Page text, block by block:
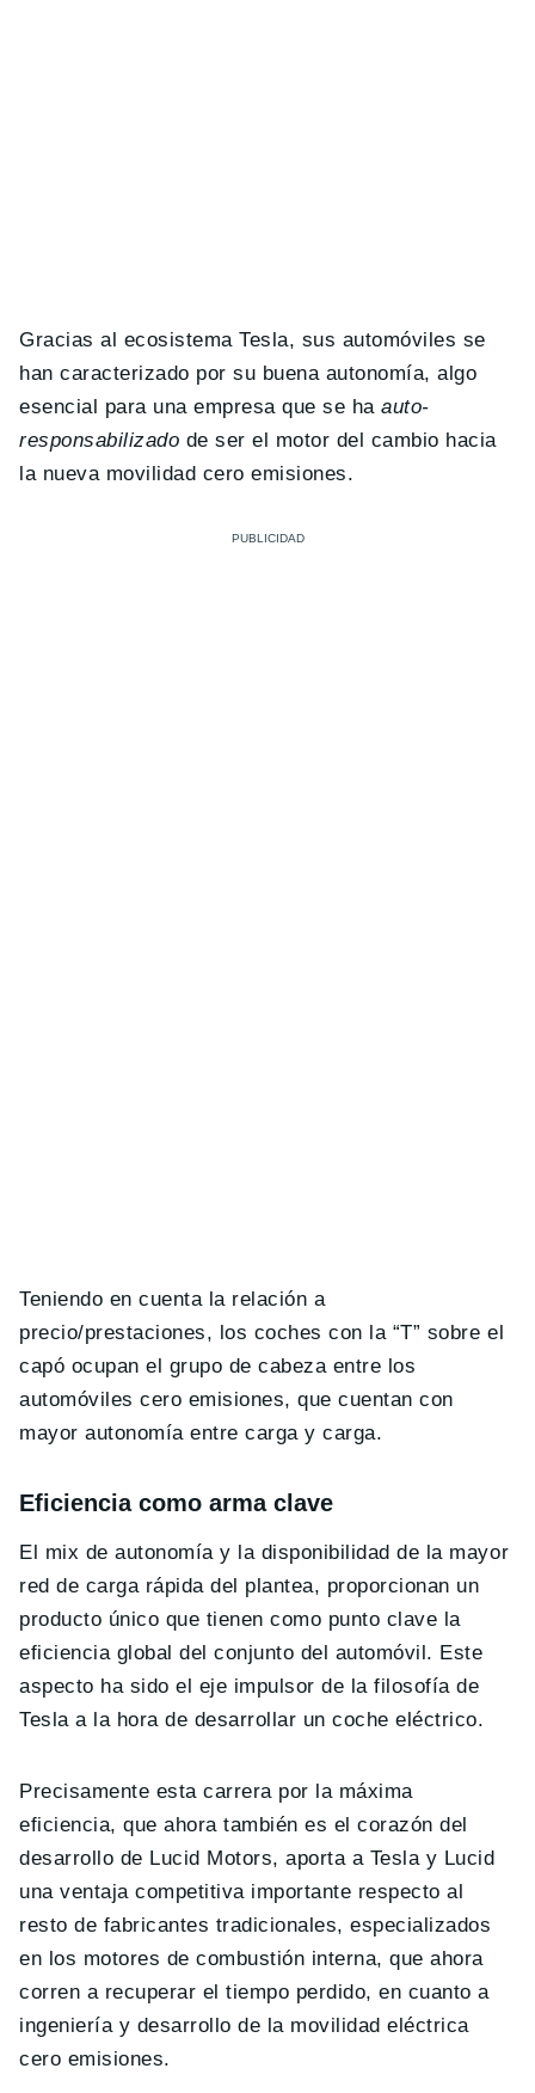
Gracias al ecosistema Tesla, sus automóviles se
han caracterizado por su buena autonomía, algo
esencial para una empresa que se haauto-
responsabilizado de ser el motor del cambio hacia
la nueva movilidad cero emisiones.
Teniendo en cuenta la relación a
precio/prestaciones, los coches con la “T” sobre el
capó ocupan el grupo de cabeza entre los
automóviles cero emisiones, que cuentan con
mayor autonomía entre carga y carga.
Eficiencia como arma clave
El mix de autonomía y la disponibilidad de la mayor
red de carga rápida del plantea, proporcionan un
producto único que tienen como punto clave la
eficiencia global del conjunto del automóvil. Este
aspecto ha sido el eje impulsor de la filosofía de
Tesla a la hora de desarrollar un coche eléctrico.
Precisamente esta carrera por la máxima
eficiencia, que ahora también es el corazón del
desarrollo de Lucid Motors, aporta a Tesla y Lucid
una ventaja competitiva importante respecto al
resto de fabricantes tradicionales, especializados
en los motores de combustión interna, que ahora
corren a recuperar el tiempo perdido, en cuanto a
ingeniería y desarrollo de la movilidad eléctrica
cero emisiones.